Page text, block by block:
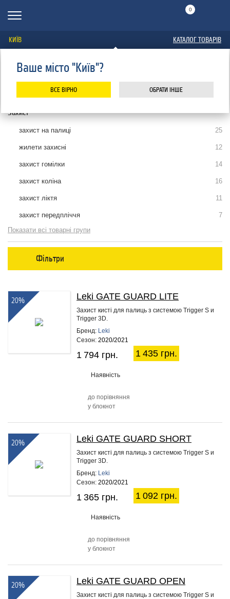
0
КИЇВ КАТАЛОГ ТОВАРІВ
ЗАХИСТ НА ПАЛИЦІ
Головна Каталог Лижі гірські Захист
Захист
захист на палиці 25
жилети захисні 12
захист гомілки 14
захист коліна 16
захист ліктя 11
захист передпліччя
7
Показати всі товарні групи
Фільтри
20% Leki GATE GUARD LITE
Захист кисті для палиць з системою Trigger S и
Trigger 3D.
Бренд: Leki
Сезон: 2020/2021
1 794 грн. 1 435 грн.
Наявність
до порівняння
у блокнот
20% Leki GATE GUARD SHORT
Захист кисті для палиць з системою Trigger S и
Trigger 3D.
Бренд: Leki
Сезон: 2020/2021
1 365 грн. 1 092 грн.
Наявність
до порівняння
у блокнот
20% Leki GATE GUARD OPEN
Захист кисті для палиць з системою Trigger S и
Ваше місто "Київ"?
ВСЕ ВІРНО ОБРАТИ ІНШЕ